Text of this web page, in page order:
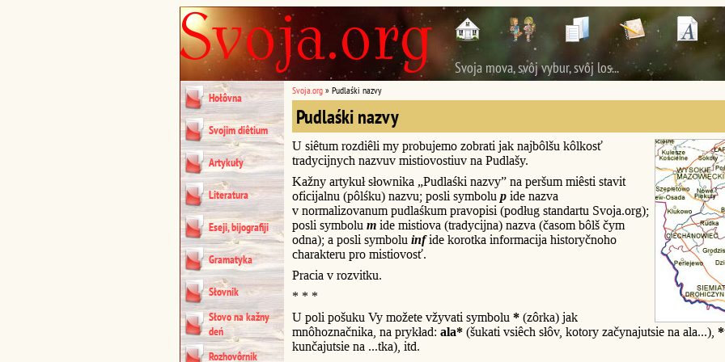
Svoja mova, svôj vybur, svôj los...
Hołôvna
Svojim diêtium
Artykuły
Literatura
Eseji, bijografiji
Gramatyka
Słovnik
Słovo na kažny
deń
Rozhovôrnik
Svoja.org » Pudlaśki nazvy
Pudlaśki nazvy
U siêtum rozdiêli my probujemo zobrati jak najbôlšu kôlkosť
tradycijnych nazvuv mistiovostiuv na Pudlašy.
Kažny artykuł słownika „Pudlaśki nazvy” na peršum miêsti stavit
oficijalnu (pôlśku) nazvu; posli symbolu p ide nazva
v normalizovanum pudlaśkum pravopisi (podług standartu Svoja.org);
posli symbolu m ide mistiova (tradycijna) nazva (časom bôlš čym
odna); a posli symbolu infide korotka informacija historyčnoho
charakteru pro mistiovosť.
Pracia v rozvitku.
* * *
U poli pošuku Vy možete vžyvati symbolu * (zôrka) jak
mnôhoznačnika, na prykład: ala* (šukati vsiêch słôv, kotory začynajutsie na ala...),
kunčajutsie na ...tka), itd.